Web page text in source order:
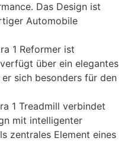
Das Design ist
Automobile
1 Reformer ist
über ein elegantes
sich besonders für den
1 Treadmill verbindet
mit intelligenter
zentrales Element eines